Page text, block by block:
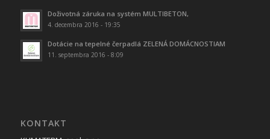
Doživotná záruka na systém MULTIBETON,
4. decembra 2016 - 19:35
Dotácie na tepelné čerpadlá ZELENÁ DOMÁCNOSTIAM
11. septembra 2016 - 8:09
KONTAKT